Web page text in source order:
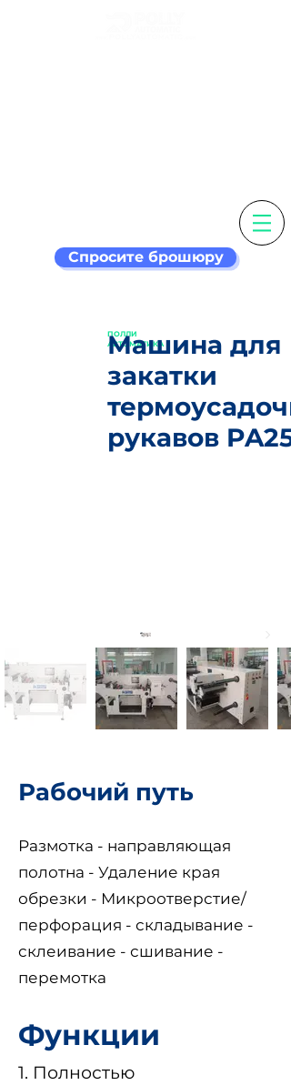
Спросите брошюру
ПОЛЛИ
АВТОМАТИКА
Машина для
закатки
рукавов
Рабочий путь
Размотка - направляющая
полотна - Удаление края
обрезки - Микроотверстие/
перфорация - складывание -
склеивание - сшивание -
перемотка
Функции
1. Полностью